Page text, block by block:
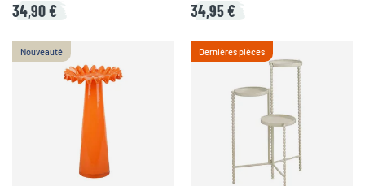
34,90 € 34,95 €
Nouveauté Dernières pièces